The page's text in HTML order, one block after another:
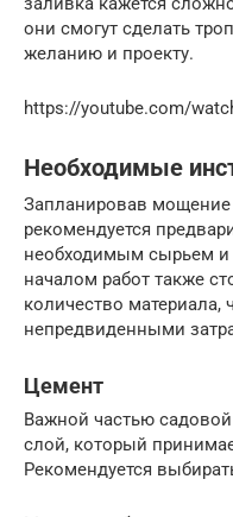
они смогут сделать
желанию и проекту.
https://youtube.com/
Необходимые
Запланировав
рекомендуется
необходимым сырьем и
началом работ также
количество материала,
непредвиденными
Цемент
Важной частью
слой, который
Рекомендуется